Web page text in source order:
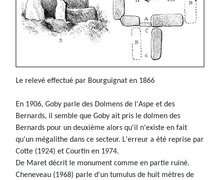
Le relevé effectué par Bourguignat en 1866
En 1906, Goby parle des Dolmens de l'Aspe et des
Bernards, il semble que Goby ait pris le dolmen des
Bernards pour un deuxième alors qu'il n'existe en fait
qu'un mégalithe dans ce secteur. L'erreur a été reprise par
Cotte (1924) et Courtin en 1974.
De Maret décrit le monument comme en partie ruiné.
Cheneveau (1968) parle d'un tumulus de huit mètres de